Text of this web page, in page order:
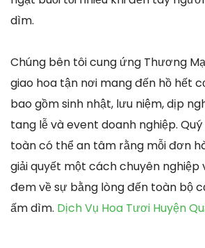
dìm.
Chúng bên tôi cung ứng Thương
giao hoa tận nơi mang đến hồ hết
bao gồm sinh nhật, lưu niệm, dịp
tang lễ và event doanh nghiệp.
toàn có thể an tâm rằng mỗi đơn
giải quyết một cách chuyên nghiệp
đem về sự bằng lòng đến toàn bộ
ấm dìm. Dịch Vụ Hoa Tươi Huyện